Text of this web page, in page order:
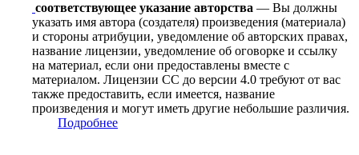
соответствующее указание авторства — Вы должны
указать имя автора (создателя) произведения (материала)
и стороны атрибуции, уведомление об авторских правах,
название лицензии, уведомление об оговорке и ссылку
на материал, если они предоставлены вместе с
материалом. Лицензии CC до версии 4.0 требуют от вас
также предоставить, если имеется, название
произведения и могут иметь другие небольшие различия.
Подробнее